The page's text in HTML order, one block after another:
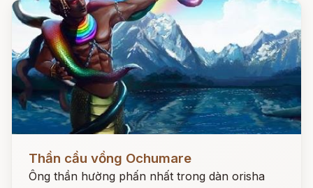
Đọc ngay
Thần cầu vồng Ochumare
Ông thần hường phấn nhất trong dàn orisha